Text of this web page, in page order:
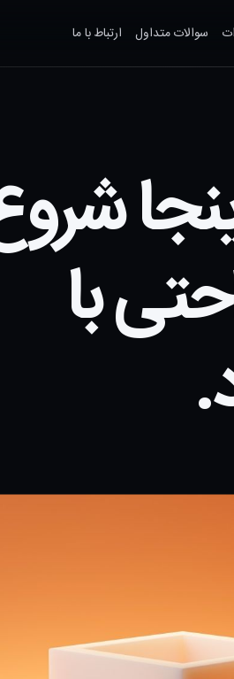
سوالات متداول ارتباط با ما
با